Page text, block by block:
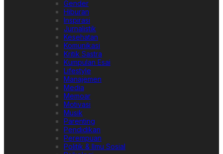
Gender
Hiburan
Inspirasi
Jurnalistik
Kesehatan
Komunikasi
Kritik Sastra
Kumpulan Esai
Lifestyle
Manajemen
Media
Memoar
Motivasi
Musik
Parenting
Pendidikan
Perempuan
Politik & Ilmu Sosial